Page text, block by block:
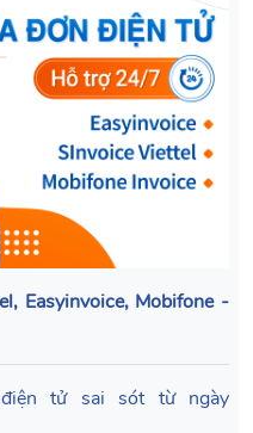
Easyinvoice, Mobifone -
tử sai sót từ ngày